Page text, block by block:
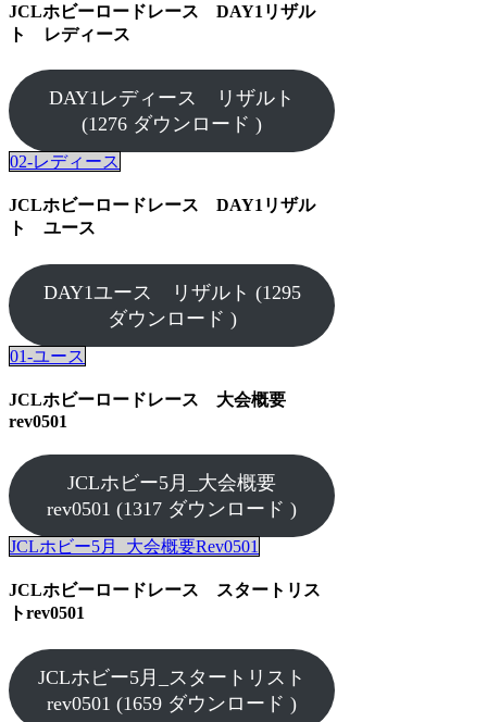
JCLホビーロードレース DAY1リザル
ト レディース
DAY1レディース リザルト
(1276 ダウンロード )
02-レディース
JCLホビーロードレース DAY1リザル
ト ユース
DAY1ユース リザルト (1295
ダウンロード )
01-ユース
JCLホビーロードレース 大会概要
rev0501
JCLホビー5月_大会概要
rev0501 (1317 ダウンロード )
JCLホビー5月_大会概要Rev0501
JCLホビーロードレース スタートリス
トrev0501
JCLホビー5月_スタートリスト
rev0501 (1659 ダウンロード )